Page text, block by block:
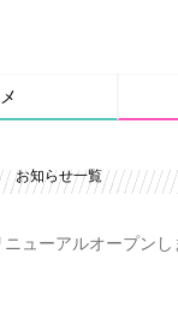
お知らせ一覧
ニューアルオープンし